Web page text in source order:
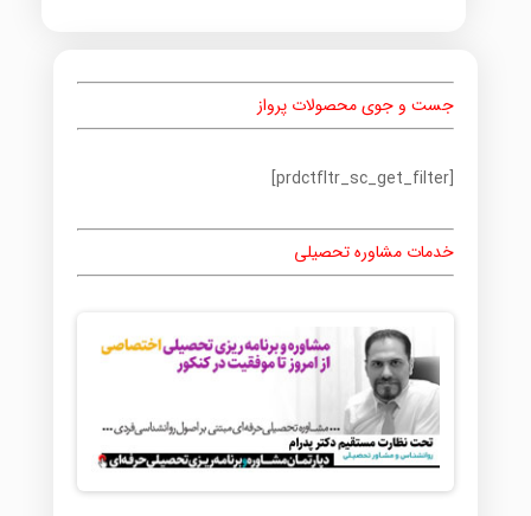
جست و جوی محصولات پرواز
[prdctfltr_sc_get_filter]
خدمات مشاوره تحصیلی